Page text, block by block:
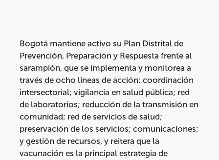
Bogotá mantiene activo su Plan Distrital de
Prevención, Preparación y Respuesta frente al
sarampión, que se implementa y monitorea a
través de ocho líneas de acción: coordinación
intersectorial; vigilancia en salud pública; red
de laboratorios; reducción de la transmisión en
comunidad; red de servicios de salud;
preservación de los servicios; comunicaciones;
y gestión de recursos, y reitera que la
vacunación es la principal estrategia de